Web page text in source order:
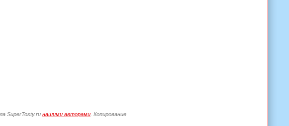
SuperTosty.ru нашими авторами . Копирование